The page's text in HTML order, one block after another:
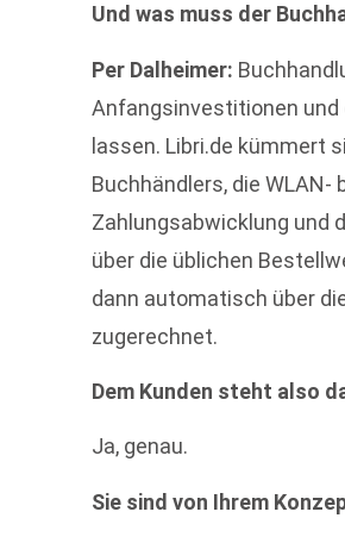
Und was muss der
Per Dalheimer:
Anfangsinvestitionen und
lassen. Libri.de kümmert
Buchhändlers, die WLAN-
Zahlungsabwicklung und
über die üblichen
dann automatisch über
zugerechnet.
Dem Kunden steht also
Ja, genau.
Sie sind von Ihrem